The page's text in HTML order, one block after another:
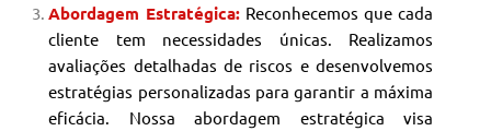
Abordagem Estratégica: Reconhecemos que cada
cliente tem necessidades únicas. Realizamos
avaliações detalhadas de riscos e desenvolvemos
estratégias personalizadas para garantir a máxima
eficácia. Nossa abordagem estratégica visa